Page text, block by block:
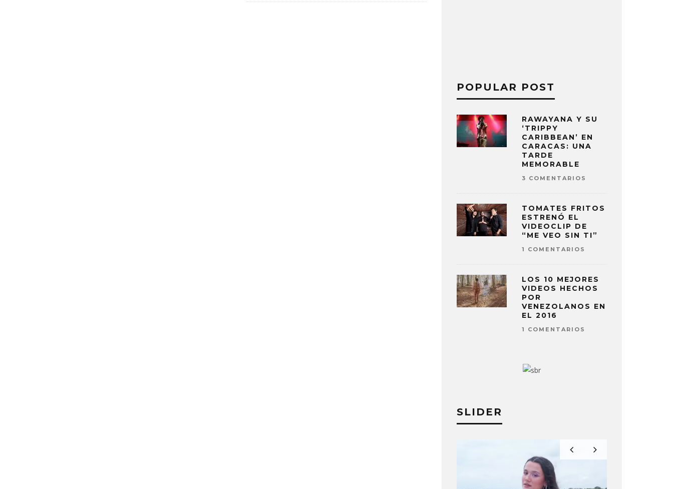
POPULAR POST
RAWAYANA Y SU
‘TRIPPY
CARIBBEAN’ EN
CARACAS: UNA
TARDE
MEMORABLE
3 COMENTARIOS
TOMATES FRITOS
ESTRENÓ EL
VIDEOCLIP DE
“ME VEO SIN TI”
1 COMENTARIOS
LOS 10 MEJORES
VIDEOS HECHOS
POR
VENEZOLANOS EN
EL 2016
1 COMENTARIOS
SLIDER